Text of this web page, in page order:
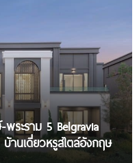
ระราม 5 Belgravia
านเดี่ยวหรูสไตล์อังกฤษ